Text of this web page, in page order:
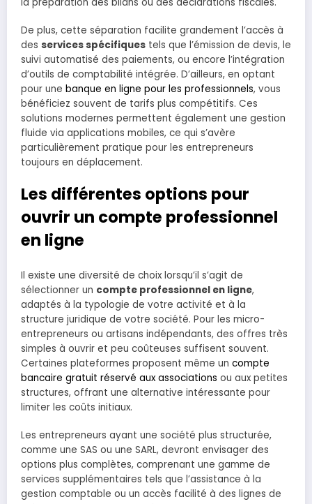
De plus, cette séparation facilite grandement l’accès à
des services spécifiques tels que l’émission de devis, le
suivi automatisé des paiements, ou encore l’intégration
d’outils de comptabilité intégrée. D’ailleurs, en optant
pour une banque en ligne pour les professionnels, vous
bénéficiez souvent de tarifs plus compétitifs. Ces
solutions modernes permettent également une gestion
fluide via applications mobiles, ce qui s’avère
particulièrement pratique pour les entrepreneurs
toujours en déplacement.
Les différentes options pour
ouvrir un compte professionnel
en ligne
Il existe une diversité de choix lorsqu’il s’agit de
sélectionner un compte professionnel en ligne,
adaptés à la typologie de votre activité et à la
structure juridique de votre société. Pour les micro-
entrepreneurs ou artisans indépendants, des offres très
simples à ouvrir et peu coûteuses suffisent souvent.
Certaines plateformes proposent même un compte
bancaire gratuit réservé aux associations ou aux petites
structures, offrant une alternative intéressante pour
limiter les coûts initiaux.
Les entrepreneurs ayant une société plus structurée,
comme une SAS ou une SARL, devront envisager des
options plus complètes, comprenant une gamme de
services supplémentaires tels que l’assistance à la
gestion comptable ou un accès facilité à des lignes de